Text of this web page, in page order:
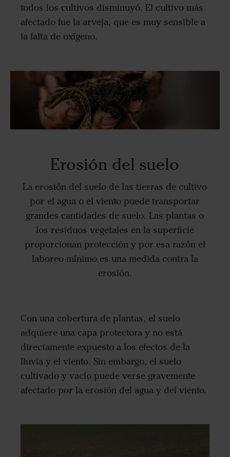
todos los cultivos disminuyó. El cultivo más
afectado fue la arveja, que es muy sensible a
la falta de oxígeno.
Erosión del suelo
La erosión del suelo de las tierras de cultivo
por el agua o el viento puede transportar
grandes cantidades de suelo. Las plantas o
los residuos vegetales en la superficie
proporcionan protección y por esa razón el
laboreo mínimo es una medida contra la
erosión.
Con una cobertura de plantas, el suelo
adquiere una capa protectora y no está
directamente expuesto a los efectos de la
lluvia y el viento. Sin embargo, el suelo
cultivado y vacío puede verse gravemente
afectado por la erosión del agua y del viento.